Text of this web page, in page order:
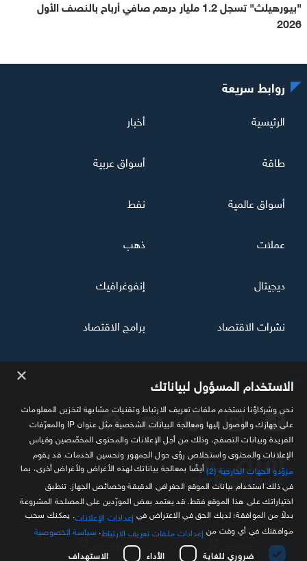
"بيورهيلث" تسجل 1.2 مليار درهم صافي أرباح بالنصف الأول
2026
تابعنا
مصدرك الموثوق للمعلومة الاقتصادية
روابط سريعة
الرئيسية أخبار
طاقة أسواق عربية
أسواق عالمية نفط
عملات ذهب
ديجيتال إنفوغرافيك
نشرات الاقتصاد برامج الاقتصاد
سياسة الخصوصية الشروط والأحكام
× الاستخدام المسؤول لبياناتك
نحن وشركاؤنا نستخدم ملفات تعريف الارتباط وتقنيات مشابهة لتخزين المعلومات
على جهازك والوصول إليها ومعالجة البيانات الشخصية مثل عنوان IP والمعرّفات
الفريدة وبيانات التصفح، وذلك من أجل الإعلانات والمحتوى المخصّصين وقياس
الإعلانات والمحتوى واستخلاص رؤى حول الجمهور وتحسين الخدمات. قد يقوم
مزوّدو الجهات الخارجية (2)
أيضًا بمعالجة بياناتك لهذه الأغراض ولأغراض أخرى، بما
في ذلك استخدام بيانات الموقع الجغرافي الدقيقة وخصائص الجهاز. تنطبق
اختياراتك على هذا الموقع فقط. قد يعتمد بعض المورّدين على المصلحة المشروعة
بدلاً من الموافقة؛ لديك الحق في الاعتراض في إعدادات الإعلانات . يمكنك سحب
موافقتك في أي وقت من إعدادات ملفات تعريف الارتباط سياسة الخصوصية
ضروري للغاية
الأداء الاستهداف